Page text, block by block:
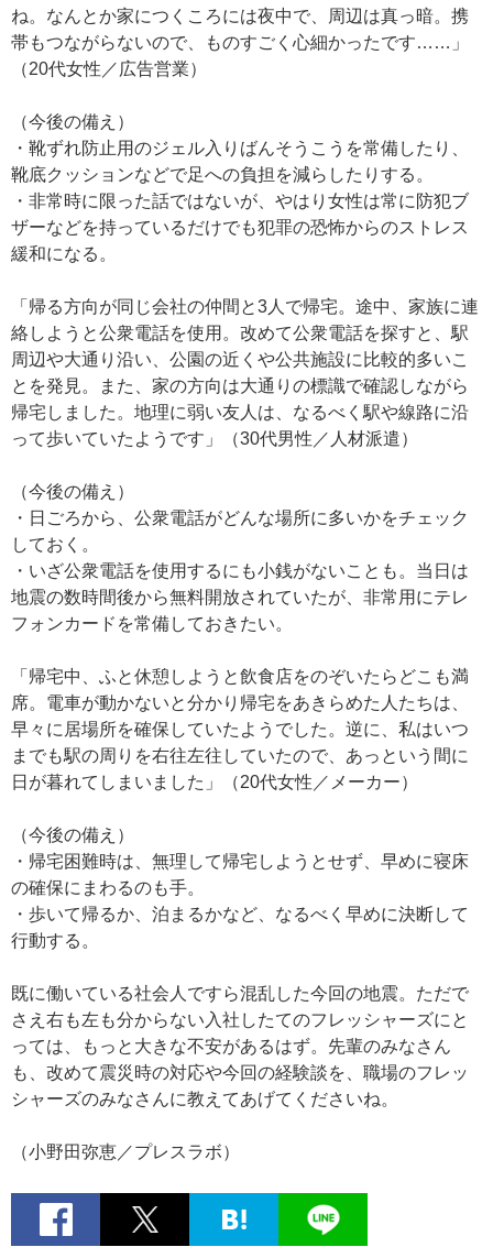
ね。なんとか家につくころには夜中で、周辺は真っ暗。携
帯もつながらないので、ものすごく心細かったです……」
（20代女性／広告営業）
（今後の備え）
・靴ずれ防止用のジェル入りばんそうこうを常備したり、
靴底クッションなどで足への負担を減らしたりする。
・非常時に限った話ではないが、やはり女性は常に防犯ブ
ザーなどを持っているだけでも犯罪の恐怖からのストレス
緩和になる。
「帰る方向が同じ会社の仲間と3人で帰宅。途中、家族に連
絡しようと公衆電話を使用。改めて公衆電話を探すと、駅
周辺や大通り沿い、公園の近くや公共施設に比較的多いこ
とを発見。また、家の方向は大通りの標識で確認しながら
帰宅しました。地理に弱い友人は、なるべく駅や線路に沿
って歩いていたようです」（30代男性／人材派遣）
（今後の備え）
・日ごろから、公衆電話がどんな場所に多いかをチェック
しておく。
・いざ公衆電話を使用するにも小銭がないことも。当日は
地震の数時間後から無料開放されていたが、非常用にテレ
フォンカードを常備しておきたい。
「帰宅中、ふと休憩しようと飲食店をのぞいたらどこも満
席。電車が動かないと分かり帰宅をあきらめた人たちは、
早々に居場所を確保していたようでした。逆に、私はいつ
までも駅の周りを右往左往していたので、あっという間に
日が暮れてしまいました」（20代女性／メーカー）
（今後の備え）
・帰宅困難時は、無理して帰宅しようとせず、早めに寝床
の確保にまわるのも手。
・歩いて帰るか、泊まるかなど、なるべく早めに決断して
行動する。
既に働いている社会人ですら混乱した今回の地震。ただで
さえ右も左も分からない入社したてのフレッシャーズにと
っては、もっと大きな不安があるはず。先輩のみなさん
も、改めて震災時の対応や今回の経験談を、職場のフレッ
シャーズのみなさんに教えてあげてくださいね。
（小野田弥恵／プレスラボ）